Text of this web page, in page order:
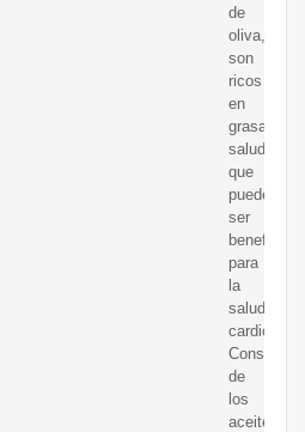
de
oliva,
son
ricos
en
grasas
saludables
que
pueden
ser
para
la
salud
de
los
aceites